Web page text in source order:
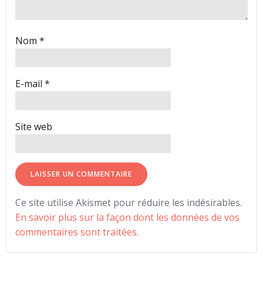
Nom *
E-mail *
Site web
Ce site utilise Akismet pour réduire les indésirables.
En savoir plus sur la façon dont les données de vos
commentaires sont traitées.